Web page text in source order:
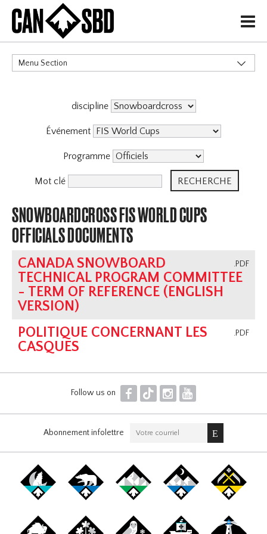
H
Menu Section
discipline
Événement
Programme
Mot clé
SNOWBOARDCROSS FIS WORLD CUPS
OFFICIALS DOCUMENTS
.PDF
CANADA SNOWBOARD
TECHNICAL PROGRAM COMMITTEE
- TERM OF REFERENCE (ENGLISH
VERSION)
.PDF
POLITIQUE CONCERNANT LES
CASQUES
Follow us on F T I Y
Abonnement infolettre